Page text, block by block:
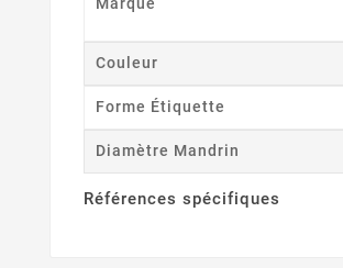
Marque
Couleur
Forme Étiquette
Diamètre Mandrin
Références spécifiques